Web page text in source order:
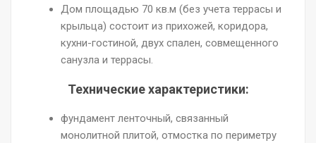
Дом площадью 70 кв.м (без учета террасы и
крыльца) состоит из прихожей, коридора,
кухни-гостиной, двух спален, совмещенного
санузла и террасы.
Технические характеристики:
фундамент ленточный, связанный
монолитной плитой, отмостка по периметру